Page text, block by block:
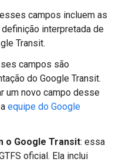
campos incluem as
interpretada de
Transit.
campos são
do Google Transit.
um novo campo desse
equipe do Google
o Google Transit: essa
oficial. Ela inclui